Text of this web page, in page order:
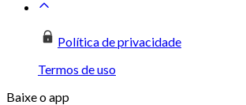
Política de privacidade
Termos de uso
Baixe o app